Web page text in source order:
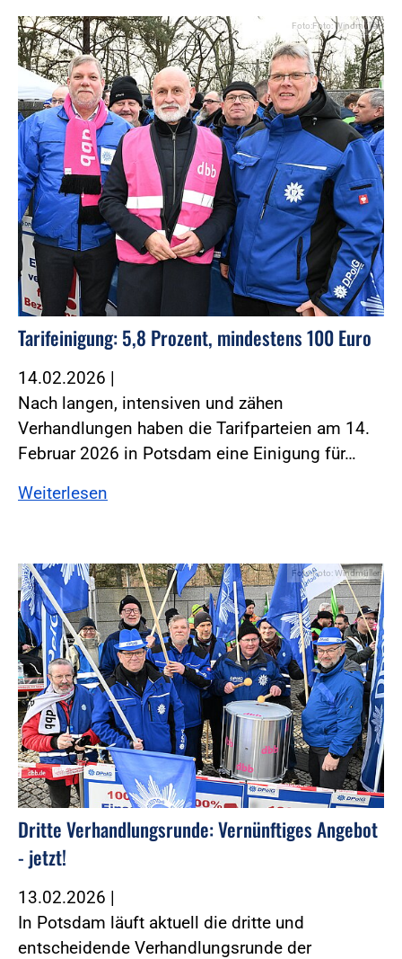
Foto:Foto: Windmüller
Tarifeinigung: 5,8 Prozent, mindestens 100 Euro
14.02.2026 |
Nach langen, intensiven und zähen
Verhandlungen haben die Tarifparteien am 14.
Februar 2026 in Potsdam eine Einigung für…
Weiterlesen
Foto:Foto: Windmüller
Dritte Verhandlungsrunde: Vernünftiges Angebot
- jetzt!
13.02.2026 |
In Potsdam läuft aktuell die dritte und
entscheidende Verhandlungsrunde der